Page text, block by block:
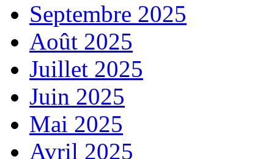
Septembre 2025
Août 2025
Juillet 2025
Juin 2025
Mai 2025
Avril 2025